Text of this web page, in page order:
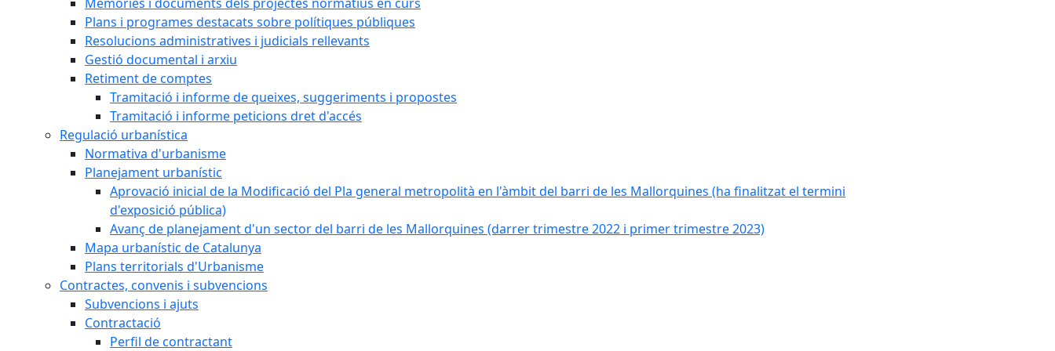
Plans i programes destacats sobre polítiques públiques
Resolucions administratives i judicials rellevants
Gestió documental i arxiu
Retiment de comptes
Tramitació i informe de queixes, suggeriments i propostes
Tramitació i informe peticions dret d'accés
Regulació urbanística
Normativa d'urbanisme
Planejament urbanístic
Aprovació inicial de la Modificació del Pla general metropolità en l'àmbit del barri de les Mallorquines (ha finalitzat el termini
d'exposició pública)
Avanç de planejament d'un sector del barri de les Mallorquines (darrer trimestre 2022 i primer trimestre 2023)
Mapa urbanístic de Catalunya
Plans territorials d'Urbanisme
Contractes, convenis i subvencions
Subvencions i ajuts
Contractació
Perfil de contractant